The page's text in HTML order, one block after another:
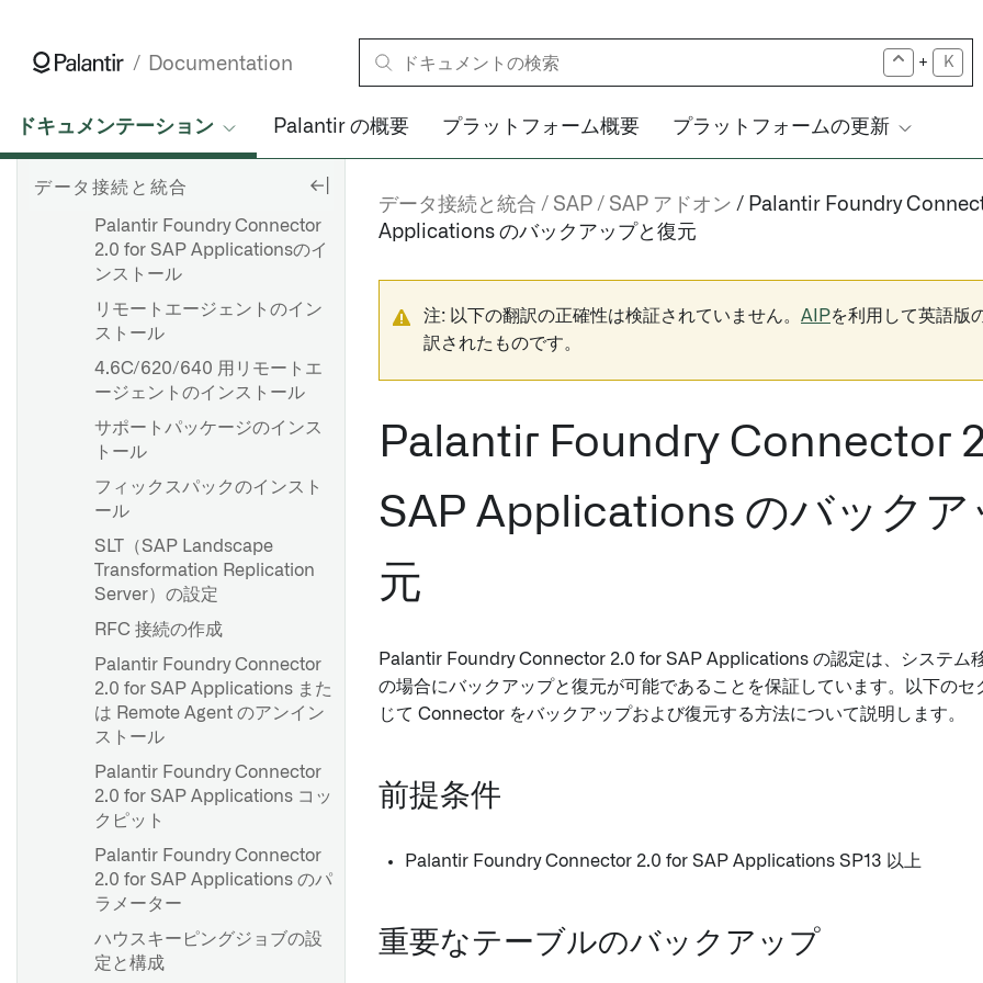
Documentation + K
ドキュメンテーション Palantir の概要 プラットフォーム概要 プラットフォームの更新
データ接続と統合
証
ソースのセットアップ
バッチ同期を設定する
ストリーミング同期の設定
ファイルベースの同期
メディアセットの同期
JDBC 同期の最適化
ァレンス
概要
エクスポートタスク（レガシ
ー）
概要
Webhook を設定する
設定リファレンス
SDDI コックピット
HyperAuto V1 FAQ
Palantir Foundry Connector 2.0
ダウンロード
SAP アドオン
SAP アドオンのインストール
Palantir Foundry Connector
2.0 for SAP Applicationsのイ
ンストール
リモートエージェントのイン
ストール
4.6C/620/640 用リモートエ
ージェントのインストール
サポートパッケージのインス
トール
フィックスパックのインスト
ール
SLT（SAP Landscape
Transformation Replication
Server）の設定
RFC 接続の作成
Palantir Foundry Connector
2.0 for SAP Applications また
は Remote Agent のアンイン
ストール
Palantir Foundry Connector
2.0 for SAP Applications コッ
クピット
Palantir Foundry Connector
2.0 for SAP Applications のパ
ラメーター
ハウスキーピングジョブの設
定と構成
データ接続と統合 SAP SAP アドオン
Palantir Foundry
Applications のバックアップと復元
注: 以下の翻訳の正確性は検証されていません。 AIPを利用して英語版
訳されたものです。
Palantir Foundry Connector
SAP Applications のバックア
元
Palantir Foundry Connector 2.0 for SAP Applications の認定は、システム
の場合にバックアップと復元が可能であることを保証しています。以下のセ
じて Connector をバックアップおよび復元する方法について説明します。
前提条件
Palantir Foundry Connector 2.0 for SAP Applications SP13 以上
重要なテーブルのバックアップ